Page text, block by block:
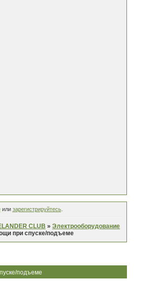
или зарегистрируйтесь.
CLUB »Электрооборудование
при спуске/подъеме
подъеме